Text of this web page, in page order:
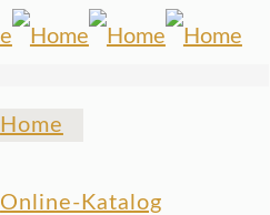
Home
Online-Katalog